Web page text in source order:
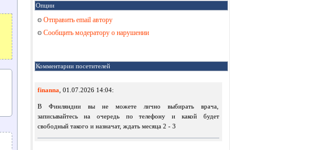
Опции
Отправить email автору
Сообщить модератору о нарушении
Комментарии посетителей
finanna , 01.07.2026 14:04:
В Финляндии вы не можете лично выбирать врача,
записывайтесь на очередь по телефону и какой будет
свободный такого и назначат, ждать месяца 2 - 3